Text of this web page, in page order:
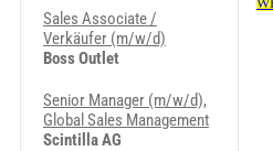
Sales Associate /
Verkäufer (m/w/d)
Boss Outlet
Senior Manager (m/w/d),
Global Sales Management
Scintilla AG